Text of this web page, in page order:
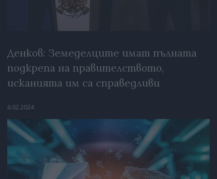
Денков: Земеделците имат пълната
подкрепа на правителството,
исканията им са справедливи
6.02.2024